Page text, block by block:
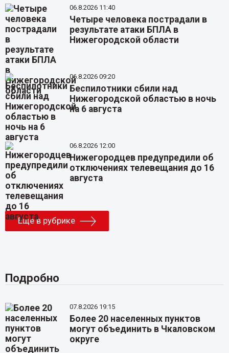
06.8.2026 11:40
Четыре человека пострадали в
результате атаки БПЛА в
Нижегородской области
06.8.2026 09:20
Беспилотники сбили над
Нижегородской областью в ночь
на 6 августа
06.8.2026 12:00
Нижегородцев предупредили об
отключениях телевещания до 16
августа
Еще в рубрике
Подробно
07.8.2026 19:15
Более 20 населенных пунктов
могут объединить в Чкаловском
округе